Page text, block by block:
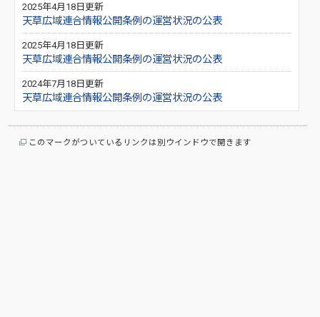
2025年4月18日更新
天草広域連合情報公開条例の運営状況の公表
2025年4月18日更新
天草広域連合情報公開条例の運営状況の公表
2024年7月18日更新
天草広域連合情報公開条例の運営状況の公表
このマークがついているリンクは別ウインドウで開きます